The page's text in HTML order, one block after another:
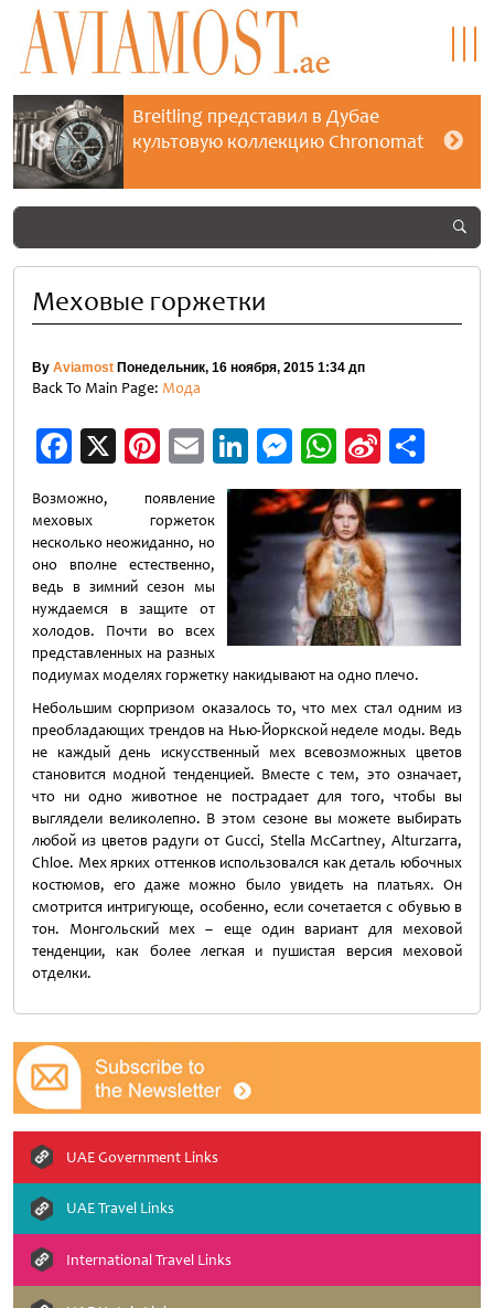
Breitling представил в Дубае
культовую коллекцию Chronomat
Меховые горжетки
By Aviamost Понедельник, 16 ноября, 2015 1:34 дп
Back To Main Page: Мода
Facebook
X Pinterest
EmailLinkedIn
Messenger
WhatsApp
Sina
Weibo
Возможно, появление
меховых горжеток
несколько неожиданно, но
оно вполне естественно,
ведь в зимний сезон мы
нуждаемся в защите от
холодов. Почти во всех
представленных на разных
подиумах моделях горжетку накидывают на одно плечо.
Небольшим сюрпризом оказалось то, что мех стал одним из
преобладающих трендов на Нью-Йоркской неделе моды. Ведь
не каждый день искусственный мех всевозможных цветов
становится модной тенденцией. Вместе с тем, это означает,
что ни одно животное не пострадает для того, чтобы вы
выглядели великолепно. В этом сезоне вы можете выбирать
любой из цветов радуги от Gucci, Stella McCartney, Alturzarra,
Chloe. Мех ярких оттенков использовался как деталь юбочных
костюмов, его даже можно было увидеть на платьях. Он
смотрится интригующе, особенно, если сочетается с обувью в
тон. Монгольский мех – еще один вариант для меховой
тенденции, как более легкая и пушистая версия меховой
отделки.
UAE Government Links
UAE Travel Links
International Travel Links